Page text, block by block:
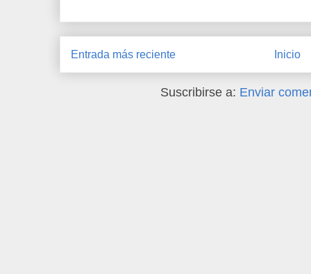
Entrada más reciente Inicio
Suscribirse a: Enviar